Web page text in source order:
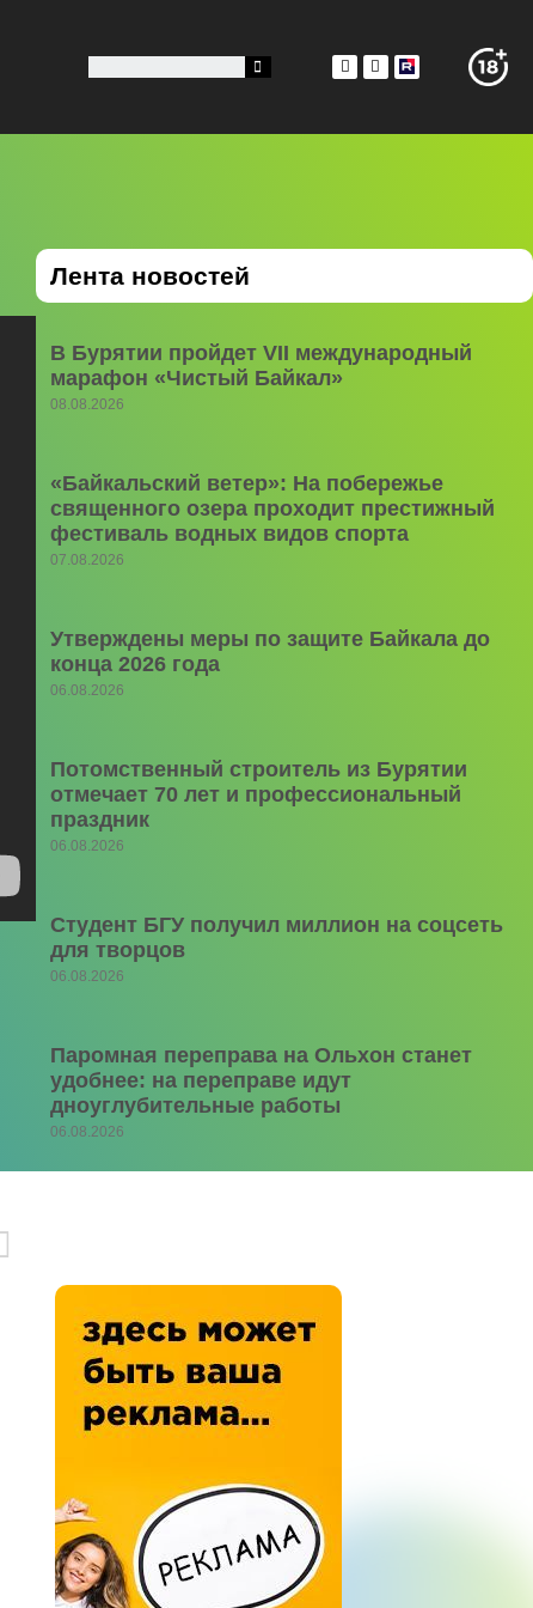
Лента новостей
В Бурятии пройдет VII международный
марафон «Чистый Байкал»
08.08.2026
«Байкальский ветер»: На побережье
священного озера проходит престижный
фестиваль водных видов спорта
07.08.2026
Утверждены меры по защите Байкала до
конца 2026 года
06.08.2026
Потомственный строитель из Бурятии
отмечает 70 лет и профессиональный
праздник
06.08.2026
Студент БГУ получил миллион на соцсеть
для творцов
06.08.2026
Паромная переправа на Ольхон станет
удобнее: на переправе идут
дноуглубительные работы
06.08.2026